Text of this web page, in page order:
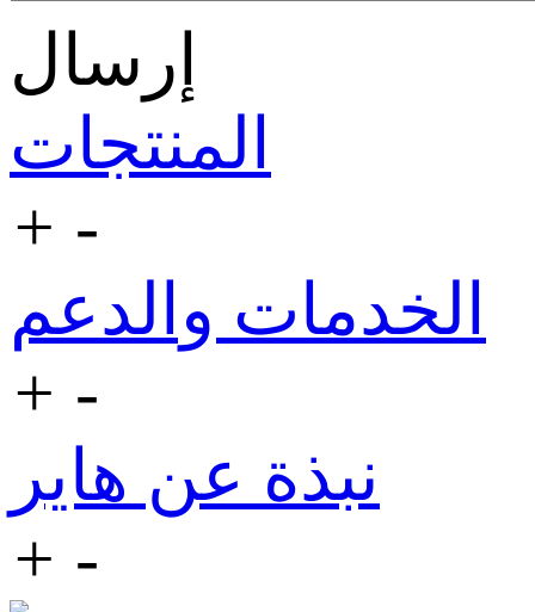
إرسال
المنتجات
+ -
الخدمات والدعم
+ -
نبذة عن هاير
+ -